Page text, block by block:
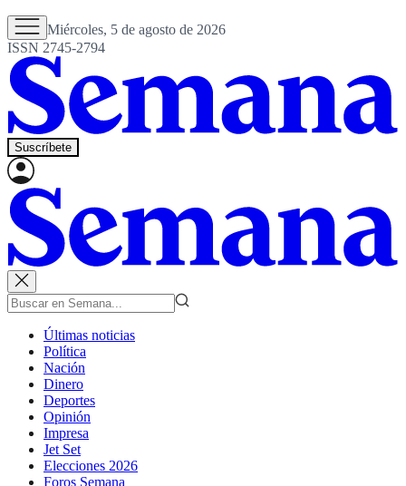
Miércoles, 5 de agosto de 2026
ISSN 2745-2794
Suscríbete
Últimas noticias
Política
Nación
Dinero
Deportes
Opinión
Impresa
Jet Set
Elecciones 2026
Foros Semana